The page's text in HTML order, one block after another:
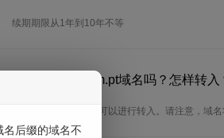
续期期限从1年到10年不等
可以转入pt/com.pt域名吗？怎样转入
是的，pt/com.pt域名可以进行转入。请注意，域
后缀的域名不